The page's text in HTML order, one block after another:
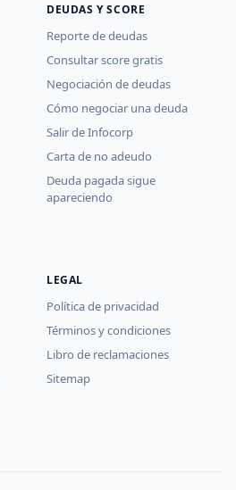
DEUDAS Y SCORE
Reporte de deudas
Consultar score gratis
Negociación de deudas
Cómo negociar una deuda
Salir de Infocorp
Carta de no adeudo
Deuda pagada sigue
apareciendo
LEGAL
Política de privacidad
Términos y condiciones
Libro de reclamaciones
Sitemap